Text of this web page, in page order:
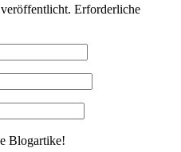
Erforderliche
Blogartike!